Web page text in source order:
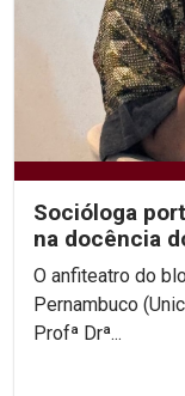
Socióloga
na docência
O anfiteatro do
Pernambuco
Profª Drª...